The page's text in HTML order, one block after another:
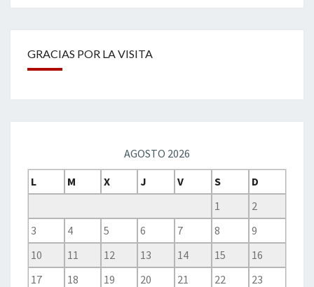
GRACIAS POR LA VISITA
AGOSTO 2026
L
M X J V S
D
1
2
3
4 5 6 7 8
9
10
11 12 13 14 15
16
17
18 19 20 21 22
23